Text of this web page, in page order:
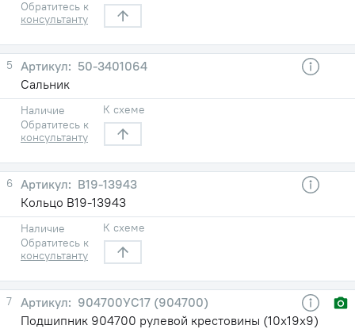
Обратитесь к
консультанту
5
50-3401064
Сальник
Наличие
Обратитесь к
консультанту
К схеме
6
В19-13943
Кольцо В19-13943
Наличие
Обратитесь к
консультанту
К схеме
7
904700УС17 (904700)
Подшипник 904700 рулевой крестовины (10х19х9)